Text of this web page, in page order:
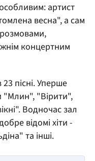
артист
весна", а сам
концертним
пісні. Уперше
"Млин", "Вірити",
Водночас зал
відомі хіти -
та інші.